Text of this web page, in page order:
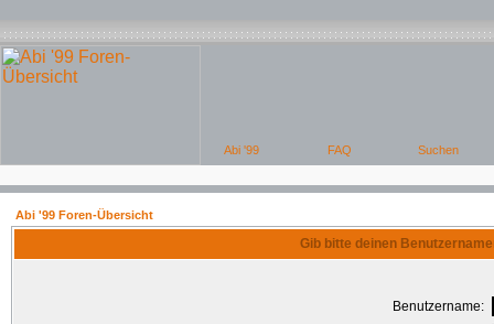
Abi '99 Foren-Übersicht
Gib bitte deinen
Benutzername: